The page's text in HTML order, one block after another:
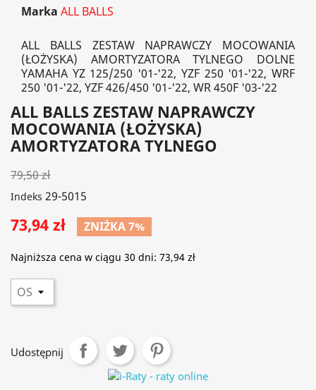
Marka ALL BALLS
ALL BALLS ZESTAW NAPRAWCZY MOCOWANIA
(ŁOŻYSKA) AMORTYZATORA TYLNEGO DOLNE
YAMAHA YZ 125/250 '01-'22, YZF 250 '01-'22, WRF
250 '01-'22, YZF 426/450 '01-'22, WR 450F '03-'22
ALL BALLS ZESTAW NAPRAWCZY
MOCOWANIA (ŁOŻYSKA)
AMORTYZATORA TYLNEGO
79,50 zł
Indeks 29-5015
73,94 zł ZNIŻKA 7%
Najniższa cena w ciągu 30 dni: 73,94 zł
Udostępnij